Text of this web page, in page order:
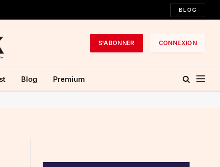
BLOG
S'ABONNER CONNEXION
Blog Premium